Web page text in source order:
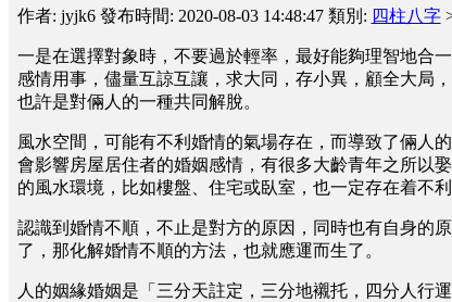
作者: jyjk6 發布時間: 2020-08-03 14:48:47 類別: 四柱八字
一是在選擇對象時，不要過於輕率，最好能夠理智地合
感情用事，儘量互諒互讓，求大同，存小異，顧全大局
也許是對倆人的一種共同解脫。
風水空間，可能有不利婚情的氣場存在，而導致了倆人
會影響房屋居住者的婚姻感情，有很多大齡青年之所以
的風水環境，比如樓盤、住宅或臥室，也一定存在着不
認識到婚情不順，不止是對方的原因，同時也有自身的
了，那化解婚情不順的方法，也就應運而生了。
人的姻緣婚姻是「三分天註定，三分地襯托，四分人行